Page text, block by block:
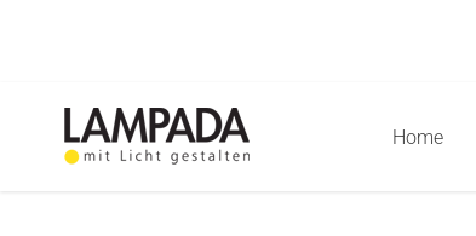
Home